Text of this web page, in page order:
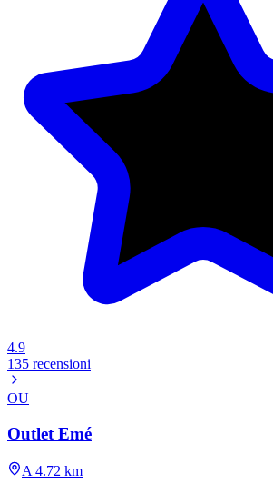
4.9
135 recensioni
OU
Outlet Emé
A 4.72 km